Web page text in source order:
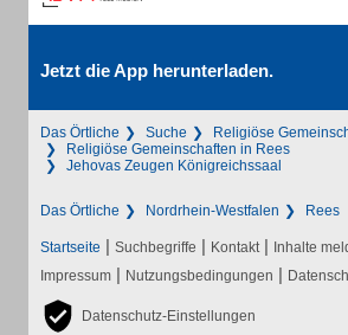
Jetzt die App herunterladen.
Das Örtliche Suche
Religiöse
Religiöse Gemeinschaften in Rees
Jehovas Zeugen Königreichssaal
Das Örtliche Nordrhein-Westfalen Rees
Startseite | Suchbegriffe | Kontakt | Inhalte
Impressum | Nutzungsbedingungen |
Datenschutz-Einstellungen